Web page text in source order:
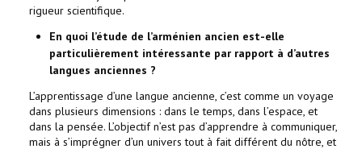
rigueur scientifique.
En quoi l’étude de l’arménien ancien est-elle
particulièrement intéressante par rapport à d’autres
langues anciennes ?
L’apprentissage d’une langue ancienne, c’est comme un voyage
dans plusieurs dimensions : dans le temps, dans l’espace, et
dans la pensée. L’objectif n’est pas d’apprendre à communiquer,
mais à s’imprégner d’un univers tout à fait différent du nôtre, et